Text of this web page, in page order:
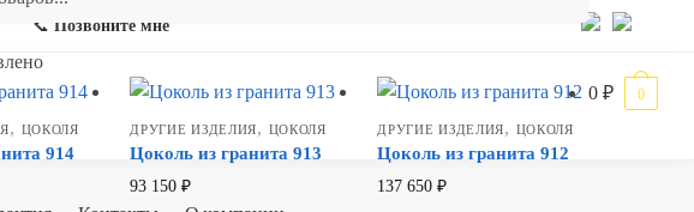
📞 Позвоните мне
, ЦОКОЛЯ
914
ДРУГИЕ ИЗДЕЛИЯ, ЦОКОЛЯ
Цоколь из гранита 913
93 150₽
ДРУГИЕ ИЗДЕЛИЯ, ЦОКОЛЯ
Цоколь из гранита 912
137 650₽
0₽ 0